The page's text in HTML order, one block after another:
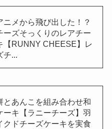
ニメから飛び出した！？
ーズそっくりのレアチー
【RUNNY CHEESE】レ
...
とあんこを組み合わせ和
ーキ【ラニーチーズ】羽
クドチーズケーキを実食